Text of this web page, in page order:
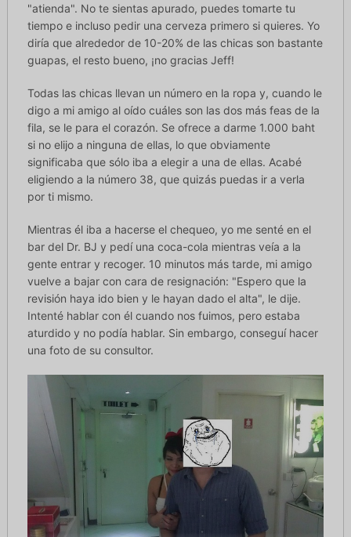
"atienda". No te sientas apurado, puedes tomarte tu
tiempo e incluso pedir una cerveza primero si quieres. Yo
diría que alrededor de 10-20% de las chicas son bastante
guapas, el resto bueno, ¡no gracias Jeff!
Todas las chicas llevan un número en la ropa y, cuando le
digo a mi amigo al oído cuáles son las dos más feas de la
fila, se le para el corazón. Se ofrece a darme 1.000 baht
si no elijo a ninguna de ellas, lo que obviamente
significaba que sólo iba a elegir a una de ellas. Acabé
eligiendo a la número 38, que quizás puedas ir a verla
por ti mismo.
Mientras él iba a hacerse el chequeo, yo me senté en el
bar del Dr. BJ y pedí una coca-cola mientras veía a la
gente entrar y recoger. 10 minutos más tarde, mi amigo
vuelve a bajar con cara de resignación: "Espero que la
revisión haya ido bien y le hayan dado el alta", le dije.
Intenté hablar con él cuando nos fuimos, pero estaba
aturdido y no podía hablar. Sin embargo, conseguí hacer
una foto de su consultor.